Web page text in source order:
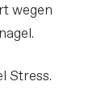
wegen
Stress.